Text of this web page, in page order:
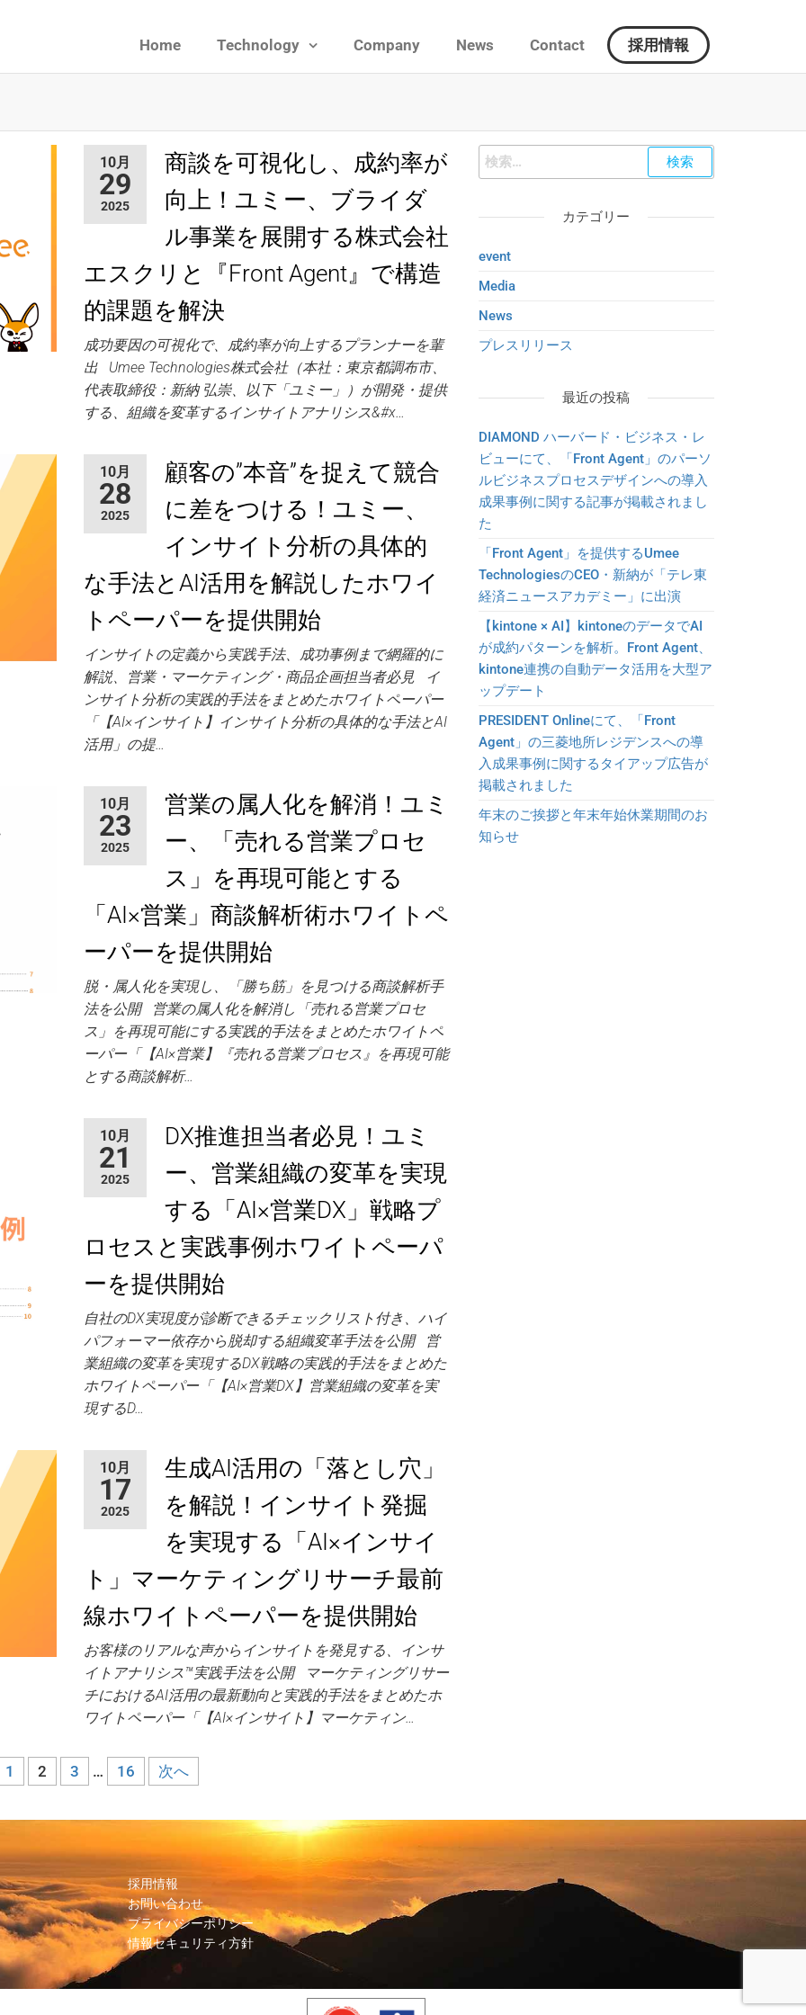
採用情報
Home Technology Company News Contact
10月
29
2025
商談を可視化し、成約率が
向上！ユミー、ブライダ
ル事業を展開する株式会社
エスクリと『Front Agent』で構造
的課題を解決
成功要因の可視化で、成約率が向上するプランナーを輩
出 Umee Technologies株式会社（本社：東京都調布市、
代表取締役：新納 弘崇、以下「ユミー」）が開発・提供
する、組織を変革するインサイトアナリシス&#x…
10月
28
2025
顧客の”本音”を捉えて競合
に差をつける！ユミー、
インサイト分析の具体的
な手法とAI活用を解説したホワイ
トペーパーを提供開始
インサイトの定義から実践手法、成功事例まで網羅的に
解説、営業・マーケティング・商品企画担当者必見 イ
ンサイト分析の実践的手法をまとめたホワイトペーパー
「【AI×インサイト】インサイト分析の具体的な手法とAI
活用」の提…
10月
23
2025
営業の属人化を解消！ユミ
ー、「売れる営業プロセ
ス」を再現可能とする
「AI×営業」商談解析術ホワイトペ
ーパーを提供開始
脱・属人化を実現し、「勝ち筋」を見つける商談解析手
法を公開 営業の属人化を解消し「売れる営業プロセ
ス」を再現可能にする実践的手法をまとめたホワイトペ
ーパー「【AI×営業】『売れる営業プロセス』を再現可能
とする商談解析…
10月
21
2025
DX推進担当者必見！ユミ
ー、営業組織の変革を実現
する「AI×営業DX」戦略プ
ロセスと実践事例ホワイトペーパ
ーを提供開始
自社のDX実現度が診断できるチェックリスト付き、ハイ
パフォーマー依存から脱却する組織変革手法を公開 営
業組織の変革を実現するDX戦略の実践的手法をまとめた
ホワイトペーパー「【AI×営業DX】営業組織の変革を実
現するD…
10月
17
2025
生成AI活用の「落とし穴」
を解説！インサイト発掘
を実現する「AI×インサイ
ト」マーケティングリサーチ最前
線ホワイトペーパーを提供開始
お客様のリアルな声からインサイトを発見する、インサ
イトアナリシス™実践手法を公開 マーケティングリサー
チにおけるAI活用の最新動向と実践的手法をまとめたホ
ワイトペーパー「【AI×インサイト】マーケティン…
1 2 3 … 16 次へ
カテゴリー
event
Media
News
プレスリリース
最近の投稿
DIAMOND ハーバード・ビジネス・レ
ビューにて、「Front Agent」のパーソ
ルビジネスプロセスデザインへの導入
成果事例に関する記事が掲載されまし
た
「Front Agent」を提供するUmee
TechnologiesのCEO・新納が「テレ東
経済ニュースアカデミー」に出演
【kintone × AI】kintoneのデータでAI
が成約パターンを解析。Front Agent、
kintone連携の自動データ活用を大型ア
ップデート
PRESIDENT Onlineにて、「Front
Agent」の三菱地所レジデンスへの導
入成果事例に関するタイアップ広告が
掲載されました
年末のご挨拶と年末年始休業期間のお
知らせ
採用情報
お問い合わせ
プライバシーポリシー
情報セキュリティ方針